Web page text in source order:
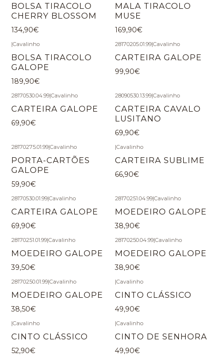
BOLSA TIRACOLO
CHERRY BLOSSOM
134,90€
MALA TIRACOLO
MUSE
169,90€
|Cavalinho
BOLSA TIRACOLO
GALOPE
189,90€
28170205.01.99|Cavalinho
CARTEIRA GALOPE
99,90€
28170530.04.99|Cavalinho
CARTEIRA GALOPE
69,90€
28090530.13.99|Cavalinho
CARTEIRA CAVALO
LUSITANO
69,90€
28170275.01.99|Cavalinho
PORTA-CARTÕES
GALOPE
59,90€
|Cavalinho
CARTEIRA SUBLIME
66,90€
28170530.01.99|Cavalinho
CARTEIRA GALOPE
69,90€
28170251.04.99|Cavalinho
MOEDEIRO GALOPE
38,90€
28170251.01.99|Cavalinho
MOEDEIRO GALOPE
39,50€
28170250.04.99|Cavalinho
MOEDEIRO GALOPE
38,90€
28170250.01.99|Cavalinho
MOEDEIRO GALOPE
38,50€
|Cavalinho
CINTO CLÁSSICO
49,90€
|Cavalinho
CINTO CLÁSSICO
52,90€
|Cavalinho
CINTO DE SENHORA
49,90€